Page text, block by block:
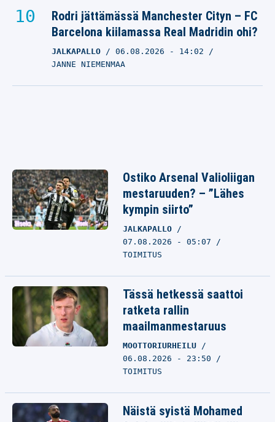
Rodri jättämässä Manchester Cityn – FC
Barcelona kiilamassa Real Madridin ohi?
JALKAPALLO 06.08.2026 - 14:02
JANNE NIEMENMAA
Ostiko Arsenal Valioliigan
mestaruuden? – ”Lähes
kympin siirto”
JALKAPALLO
07.08.2026 - 05:07
TOIMITUS
Tässä hetkessä saattoi
ratketa rallin
maailmanmestaruus
MOOTTORIURHEILU
06.08.2026 - 23:50
TOIMITUS
Näistä syistä Mohamed